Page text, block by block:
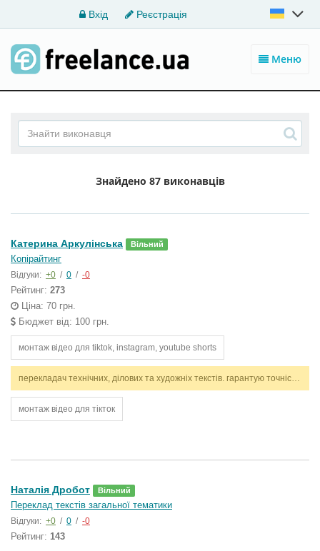
Вхід Реєстрація
Меню
Знайдено 87 виконавців
Катерина Аркулінська Вільний
Копірайтинг
Відгуки: +0 / 0 / -0
Рейтинг: 273
Ціна: 70 грн.
Бюджет від: 100 грн.
монтаж відео для tiktok, instagram, youtube shorts
перекладач технічних, ділових та художніх текстів. гарантую точність, стилістичну відповідність і дотримання термінів. працюю з англійською та українською мовами.
монтаж відео для тікток
Наталія Дробот Вільний
Переклад текстів загальної тематики
Відгуки: +0 / 0 / -0
Рейтинг: 143